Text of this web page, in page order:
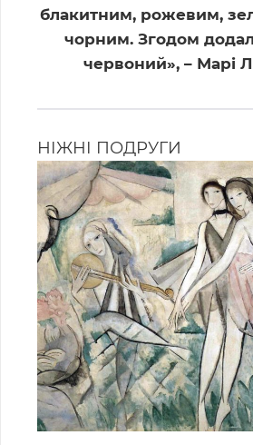
блакитним, рожевим,
чорним. Згодом
червоний», – Марі
НІЖНІ ПОДРУГИ